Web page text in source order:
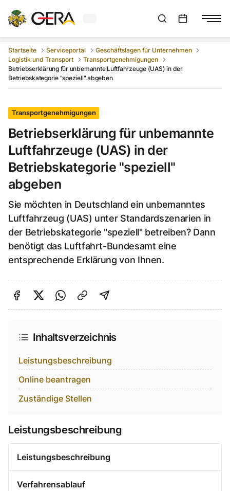
Aktuelles Wetter in GeraSuchleiste anzeigen
Startseite Serviceportal
Geschäftslagen für Unternehmen
Logistik und Transport
Transportgenehmigungen
Betriebserklärung für unbemannte Luftfahrzeuge (UAS) in der
Betriebskategorie "speziell" abgeben
Transportgenehmigungen
Betriebserklärung für unbemannte
Luftfahrzeuge (UAS) in der
Betriebskategorie "speziell"
abgeben
Sie möchten in Deutschland ein unbemanntes
Luftfahrzeug (UAS) unter Standardszenarien in
der Betriebskategorie "speziell" betreiben? Dann
benötigt das Luftfahrt-Bundesamt eine
entsprechende Erklärung von Ihnen.
Auf Facebook teilen
Auf Twitter teilen
Per Link teilen
shareViaEmail
Inhaltsverzeichnis
Leistungsbeschreibung
Online beantragen
Zuständige Stellen
Leistungsbeschreibung
Leistungsbeschreibung
Verfahrensablauf